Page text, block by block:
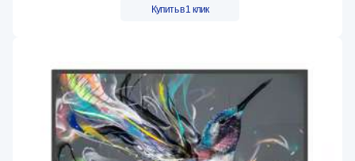
Купить в 1 клик